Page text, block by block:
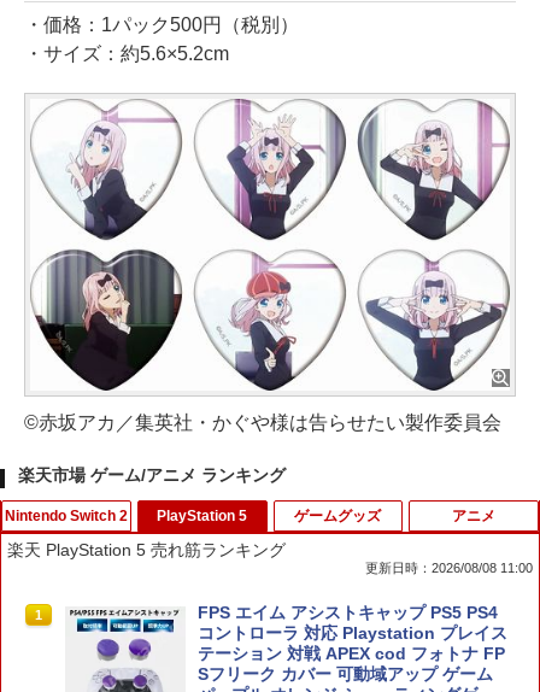
・価格：1パック500円（税別）
・サイズ：約5.6×5.2cm
©赤坂アカ／集英社・かぐや様は告らせたい製作委員会
楽天市場 ゲーム/アニメ ランキング
Nintendo Switch 2
1
スクウェア・エニックス 【封入特典付】
【Switch2】ファイナルファンタジー レ
ゾナンス [POT-P-ABV7A NSW2 ファイ
ナルファンタジ- レゾナンス]
PlayStation 5
楽天 PlayStation 5 売れ筋ランキング
更新日時：2026/08/08 11:00
1
FPS エイム アシストキャップ PS5 PS4
コントローラ 対応 Playstation プレイス
テーション 対戦 APEX cod フォトナ FP
Sフリーク カバー 可動域アップ ゲーム
ゲームグッズ アニメ